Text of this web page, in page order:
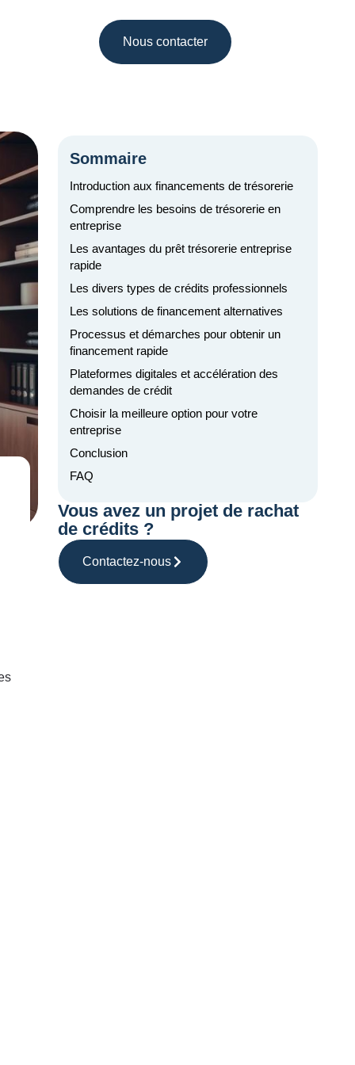
Nous contacter
Sommaire
Introduction aux financements de trésorerie
Comprendre les besoins de trésorerie en
entreprise
Les avantages du prêt trésorerie entreprise
rapide
Les divers types de crédits professionnels
Les solutions de financement alternatives
Processus et démarches pour obtenir un
financement rapide
Plateformes digitales et accélération des
demandes de crédit
Choisir la meilleure option pour votre
entreprise
Conclusion
FAQ
Vous avez un projet de rachat
de crédits ?
Contactez-nous